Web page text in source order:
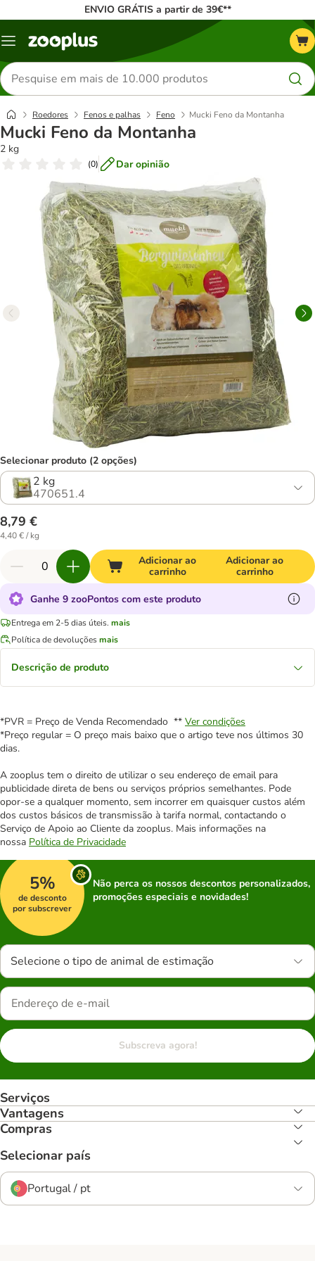
ENVIO GRÁTIS a partir de 39€**
Menu
Pesquisar
produtos
Roedores Fenos e palhas Feno Mucki Feno da Montanha
Mucki Feno da Montanha
2 kg
(0) Dar opinião
Selecionar produto (2 opções)
2 kg
470651.4
8,79 €
4,40 € / kg
Adicionar ao
carrinho
Adicionar ao
carrinho
Ganhe 9 zooPontos com este produto
Entrega em 2-5 dias úteis. mais
Política de devoluçõesmais
Descrição de produto
*PVR = Preço de Venda Recomendado ** Ver condições
*Preço regular = O preço mais baixo que o artigo teve nos últimos 30
dias.
A zooplus tem o direito de utilizar o seu endereço de email para
publicidade direta de bens ou serviços próprios semelhantes. Pode
opor-se a qualquer momento, sem incorrer em quaisquer custos além
dos custos básicos de transmissão à tarifa normal, contactando o
Serviço de Apoio ao Cliente da zooplus. Mais informações na
nossa Política de Privacidade
5%
de desconto
por subscrever
Não perca os nossos descontos personalizados,
promoções especiais e novidades!
Selecione o tipo de animal de estimação
Subscreva agora!
Serviços
Vantagens
Compras
Selecionar país
Portugal / pt